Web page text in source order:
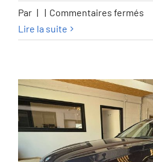
Par | | Commentaires fermés
T-
Lire la suite